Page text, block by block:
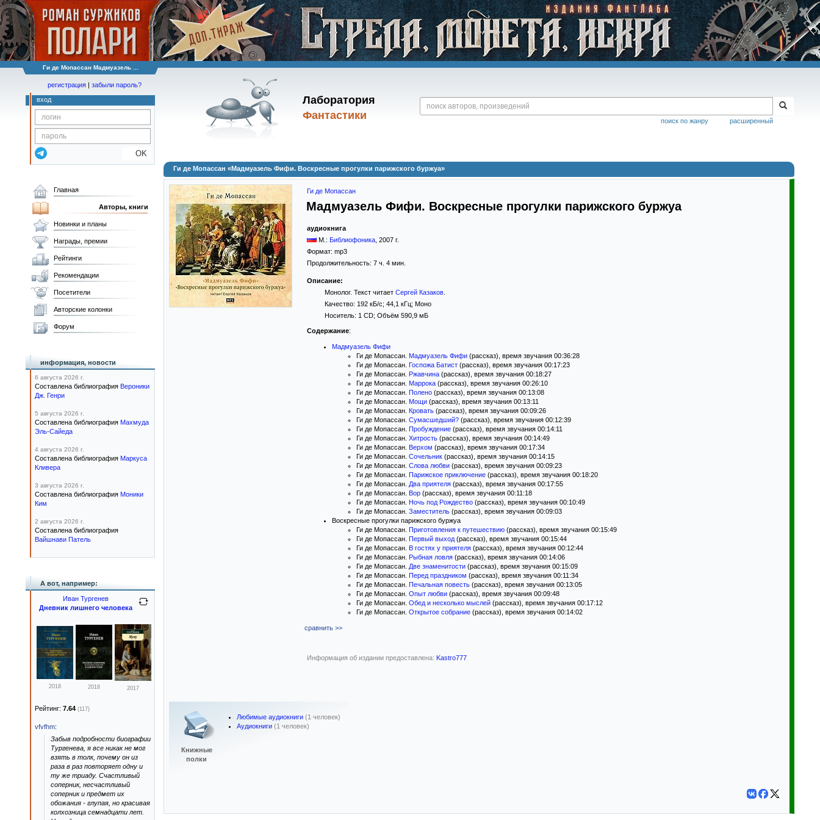
Ги де Мопассан Мадмуазель ...
Лаборатория
Фантастики
расширенный
поиск по жанру
регистрация | забыли пароль?
вход
OK
Ги де Мопассан «Мадмуазель Фифи. Воскресные прогулки парижского буржуа»
Ги де Мопассан
Мадмуазель Фифи. Воскресные прогулки парижского буржуа
аудиокнига
М.: Библиофоника 2007 г.
Формат: mp3
Продолжительность: 7 ч. 4 мин.
Описание:
Монолог. Текст читает Сергей Казаков.
Качество: 192 кБ/с; 44,1 кГц; Моно
Носитель: 1 CD; Объём 590,9 мБ
Содержание:
Мадмуазель Фифи
Ги де Мопассан. Мадмуазель Фифи (рассказ), время звучания 00:36:28
Ги де Мопассан. Госпожа Батист (рассказ), время звучания 00:17:23
Ги де Мопассан. Ржавчина (рассказ), время звучания 00:18:27
Ги де Мопассан. Маррока (рассказ), время звучания 00:26:10
Ги де Мопассан. Полено (рассказ), время звучания 00:13:08
Ги де Мопассан. Мощи (рассказ), время звучания 00:13:11
Ги де Мопассан. Кровать (рассказ), время звучания 00:09:26
Ги де Мопассан. Сумасшедший? (рассказ), время звучания 00:12:39
Ги де Мопассан. Пробуждение (рассказ), время звучания 00:14:11
Ги де Мопассан. Хитрость (рассказ), время звучания 00:14:49
Ги де Мопассан. Верхом (рассказ), время звучания 00:17:34
Ги де Мопассан. Сочельник (рассказ), время звучания 00:14:15
Ги де Мопассан. Слова любви (рассказ), время звучания 00:09:23
Ги де Мопассан. Парижское приключение (рассказ), время звучания 00:18:20
Ги де Мопассан. Два приятеля (рассказ), время звучания 00:17:55
Ги де Мопассан. Вор (рассказ), время звучания 00:11:18
Ги де Мопассан. Ночь под Рождество (рассказ), время звучания 00:10:49
Ги де Мопассан. Заместитель (рассказ), время звучания 00:09:03
Воскресные прогулки парижского буржуа
Ги де Мопассан. Приготовления к путешествию (рассказ), время звучания 00:15:49
Ги де Мопассан. Первый выход (рассказ), время звучания 00:15:44
Ги де Мопассан. В гостях у приятеля (рассказ), время звучания 00:12:44
Ги де Мопассан. Рыбная ловля (рассказ), время звучания 00:14:06
Ги де Мопассан. Две знаменитости (рассказ), время звучания 00:15:09
Ги де Мопассан. Перед праздником (рассказ), время звучания 00:11:34
Ги де Мопассан. Печальная повесть (рассказ), время звучания 00:13:05
Ги де Мопассан. Опыт любви (рассказ), время звучания 00:09:48
Ги де Мопассан. Обед и несколько мыслей (рассказ), время звучания 00:17:12
Ги де Мопассан. Открытое собрание (рассказ), время звучания 00:14:02
сравнить >>
Информация об издании предоставлена: Kastro777
Книжные
полки
Любимые аудиокниги (1 человек)
Аудиокниги (1 человек)
Главная
Авторы, книги
Новинки и планы
Награды, премии
Рейтинги
Рекомендации
Посетители
Авторские колонки
Форум
информация, новости
6 августа 2026 г.
Составлена библиография Вероники
Дж. Генри
5 августа 2026 г.
Составлена библиография Махмуда
Эль-Сайеда
4 августа 2026 г.
Составлена библиография Маркуса
Кливера
3 августа 2026 г.
Составлена библиография Моники
Ким
2 августа 2026 г.
Составлена библиография
Вайшнави Патель
А вот, например:
Иван Тургенев
Дневник лишнего человека
2018 2018 2017
Рейтинг: 7.64 (117)
vfvfhm:
Забыв подробности биографии
Тургенева, я все никак не мог
взять в толк, почему он из
раза в раз повторяет одну и
ту же триаду. Счастливый
соперник, несчастливый
соперник и предмет их
обожания - глупая, но красивая
колхозница семнадцати лет.